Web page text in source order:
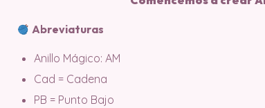
Abreviaturas
Anillo Mágico: AM
Cad = Cadena
PB = Punto Bajo